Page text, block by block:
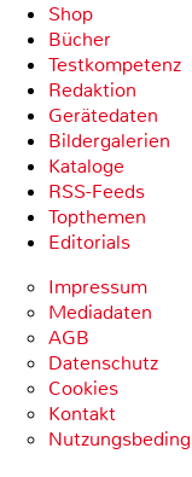
Shop
Bücher
Testkompetenz
Redaktion
Gerätedaten
Bildergalerien
Kataloge
RSS-Feeds
Topthemen
Editorials
Impressum
Mediadaten
AGB
Datenschutz
Cookies
Kontakt